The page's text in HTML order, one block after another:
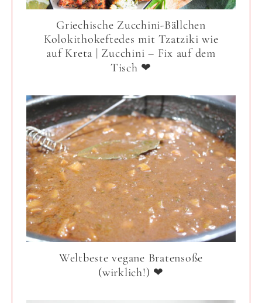
Griechische Zucchini-Bällchen
Kolokithokeftedes mit Tzatziki wie
auf Kreta | Zucchini – Fix auf dem
Tisch ❤
Weltbeste vegane Bratensoße
(wirklich!) ❤